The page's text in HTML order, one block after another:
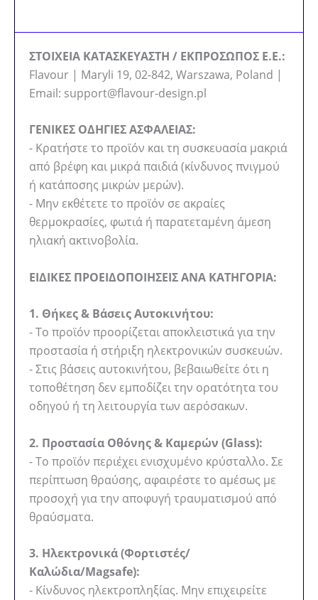
ΣΤΟΙΧΕΙΑ ΚΑΤΑΣΚΕΥΑΣΤΗ / ΕΚΠΡΟΣΩΠΟΣ Ε.Ε.:
Flavour | Maryli 19, 02-842, Warszawa, Poland |
Email: support@flavour-design.pl
ΓΕΝΙΚΕΣ ΟΔΗΓΙΕΣ ΑΣΦΑΛΕΙΑΣ:
- Κρατήστε το προϊόν και τη συσκευασία μακριά
από βρέφη και μικρά παιδιά (κίνδυνος πνιγμού
ή κατάποσης μικρών μερών).
- Μην εκθέτετε το προϊόν σε ακραίες
θερμοκρασίες, φωτιά ή παρατεταμένη άμεση
ηλιακή ακτινοβολία.
ΕΙΔΙΚΕΣ ΠΡΟΕΙΔΟΠΟΙΗΣΕΙΣ ΑΝΑ ΚΑΤΗΓΟΡΙΑ:
1. Θήκες & Βάσεις Αυτοκινήτου:
- Το προϊόν προορίζεται αποκλειστικά για την
προστασία ή στήριξη ηλεκτρονικών συσκευών.
- Στις βάσεις αυτοκινήτου, βεβαιωθείτε ότι η
τοποθέτηση δεν εμποδίζει την ορατότητα του
οδηγού ή τη λειτουργία των αερόσακων.
2. Προστασία Οθόνης & Καμερών (Glass):
- Το προϊόν περιέχει ενισχυμένο κρύσταλλο. Σε
περίπτωση θραύσης, αφαιρέστε το αμέσως με
προσοχή για την αποφυγή τραυματισμού από
θραύσματα.
3. Ηλεκτρονικά (Φορτιστές/
Καλώδια/Magsafe):
- Κίνδυνος ηλεκτροπληξίας. Μην επιχειρείτε